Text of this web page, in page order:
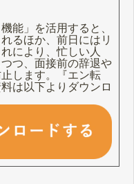
能」を活用すると、
るほか、前日にはリ
により、忙しい人
つ、面接前の辞退や
します。『エン転
は以下よりダウンロ